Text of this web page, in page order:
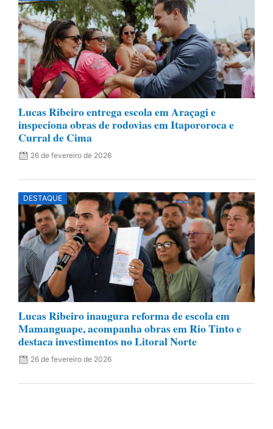
Lucas Ribeiro entrega escola em Araçagi e
inspeciona obras de rodovias em Itapororoca e
Curral de Cima
26 de fevereiro de 2026
DESTAQUE
Lucas Ribeiro inaugura reforma de escola em
Mamanguape, acompanha obras em Rio Tinto e
destaca investimentos no Litoral Norte
26 de fevereiro de 2026